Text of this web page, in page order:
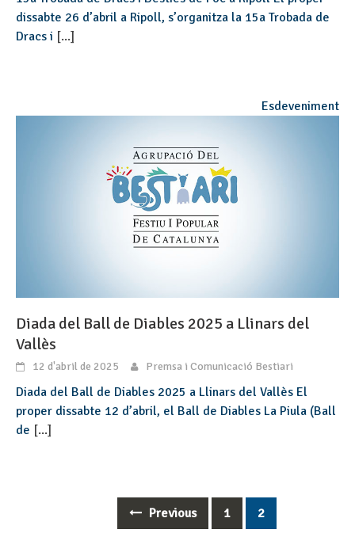
dissabte 26 d’abril a Ripoll, s’organitza la 15a Trobada de
Dracs i [...]
Esdeveniment
Diada del Ball de Diables 2025 a Llinars del
Vallès
12 d'abril de 2025 Premsa i Comunicació Bestiari
Diada del Ball de Diables 2025 a Llinars del Vallès El
proper dissabte 12 d’abril, el Ball de Diables La Piula (Ball
de [...]
Previous 1 2